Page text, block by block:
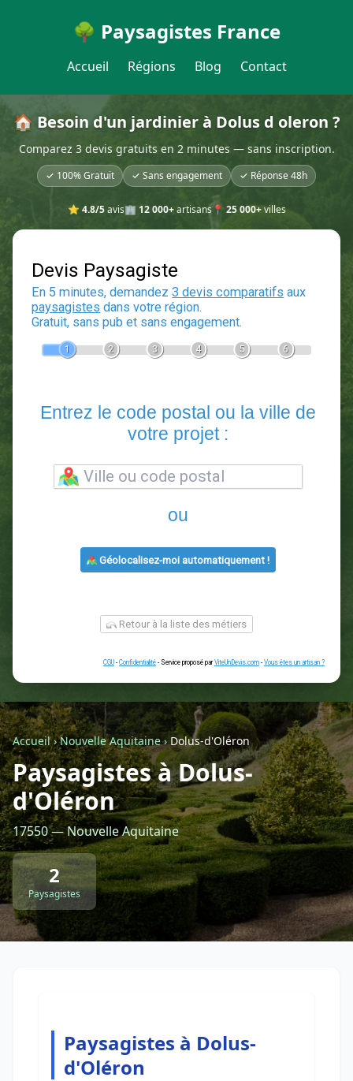
🌳 Paysagistes France
Accueil Régions Blog Contact
🏠 Besoin d'un jardinier à Dolus d oleron ?
Comparez 3 devis gratuits en 2 minutes — sans inscription.
✓ 100% Gratuit ✓ Sans engagement ✓ Réponse 48h
⭐ 4.8/5avis🏢 12 000+artisans📍 25 000+villes
Devis Paysagiste
En 5 minutes, demandez3 devis comparatifs
votre projet :
ou
Géolocalisez-moi automatiquement !
Retour à la liste des métiers
CGU-Confidentialité- Service proposé parViteUnDevis.com -Vous
Accueil›Nouvelle Aquitaine› Dolus-d'Oléron
Paysagistes à Dolus-
d'Oléron
17550 — Nouvelle Aquitaine
2
Paysagistes
Paysagistes à Dolus-
d'Oléron